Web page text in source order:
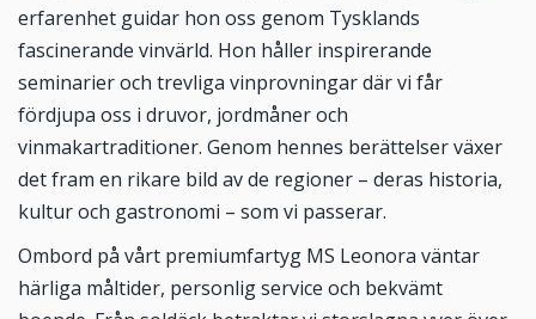
erfarenhet guidar hon oss genom Tysklands
fascinerande vinvärld. Hon håller inspirerande
seminarier och trevliga vinprovningar där vi får
fördjupa oss i druvor, jordmåner och
vinmakartraditioner. Genom hennes berättelser växer
det fram en rikare bild av de regioner – deras historia,
kultur och gastronomi – som vi passerar.
Ombord på vårt premiumfartyg MS Leonora väntar
härliga måltider, personlig service och bekvämt